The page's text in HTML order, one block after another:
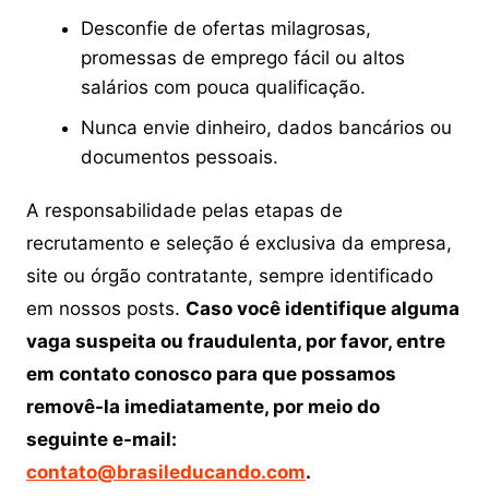
Desconfie de ofertas milagrosas,
promessas de emprego fácil ou altos
salários com pouca qualificação.
Nunca envie dinheiro, dados bancários ou
documentos pessoais.
A responsabilidade pelas etapas de
recrutamento e seleção é exclusiva da empresa,
site ou órgão contratante, sempre identificado
em nossos posts. Caso você identifique alguma
vaga suspeita ou fraudulenta, por favor, entre
em contato conosco para que possamos
removê-la imediatamente, por meio do
seguinte e-mail:
contato@brasileducando.com.